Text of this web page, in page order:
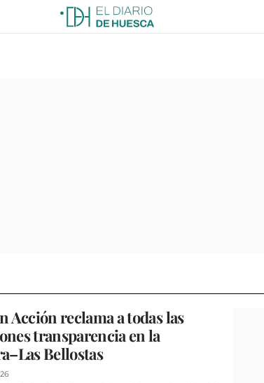
Acción reclama a todas las
transparencia en la
Bellostas